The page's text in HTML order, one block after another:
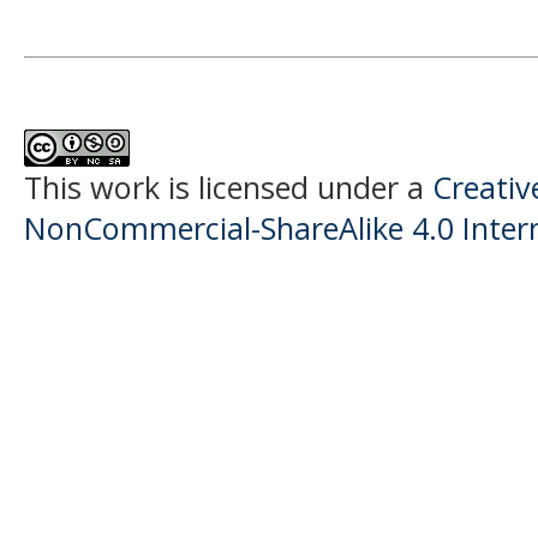
This work is licensed under a
NonCommercial-ShareAlike 4.0